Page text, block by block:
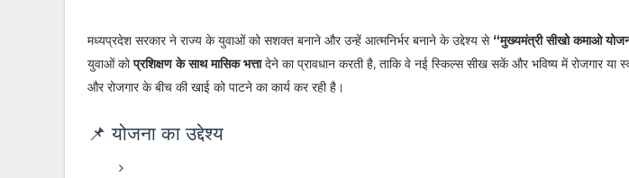
मध्यप्रदेश सरकार ने राज्य के युवाओं को सशक्त बनाने और उन्हें आत्मनिर्भर बनाने के उद्देश्य से “मुख्यमंत्री सीखो कमाओ
युवाओं कोप्रशिक्षण के साथ मासिक भत्तादेने का प्रावधान करती है, ताकि वे नई स्किल्स सीख सकें और भविष्य में रोजगार या
और रोजगार के बीच की खाई को पाटने का कार्य कर रही है।
📌 योजना का उद्देश्य